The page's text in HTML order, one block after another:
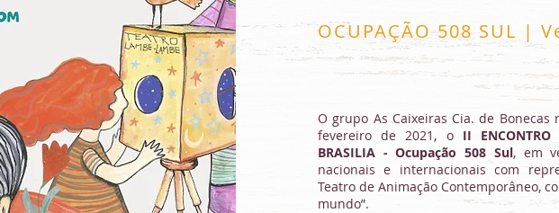
OCUPAÇÃO 508 SUL |
O grupo As Caixeiras Cia. de
fevereiro de 2021, o II ENCONTRO
BRASILIA - Ocupação 508 Sul, em
nacionais e internacionais com
Teatro de Animação Contemporâneo,
mundo”.